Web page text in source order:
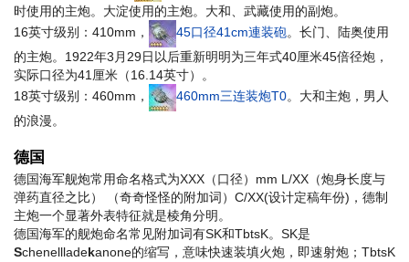
时使用的主炮。大淀使用的主炮。大和、武藏使用的副炮。
16英寸级别：410mm，
45口径41cm連装砲。长门、陆奥使用
的主炮。1922年3月29日以后重新明明为三年式40厘米45倍径炮，
实际口径为41厘米（16.14英寸）。
18英寸级别：460mm，
460mm三连装炮T0。大和主炮， 男人
的浪漫。
德国
德国海军舰炮常用命名格式为XXX（口径）mm L/XX（炮身长度与
弹药直径之比） （奇奇怪怪的附加词）C/XX(设计定稿年份)，德制
主炮一个显著外表特征就是棱角分明。
德国海军的舰炮命名常见附加词有SK和TbtsK。SK是
Schenellladekanone的缩写，意味快速装填火炮，即速射炮；TbtsK